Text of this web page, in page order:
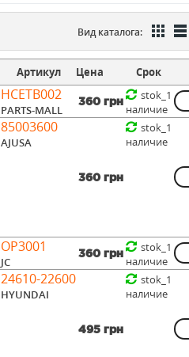
Вид каталога:
Артикул Цена Срок
HCETB002
PARTS-MALL
360 грн
stok_1
наличие
85003600
AJUSA
360 грн
stok_1
наличие
OP3001
JC
360 грн
stok_1
наличие
24610-22600
HYUNDAI
495 грн
stok_1
наличие